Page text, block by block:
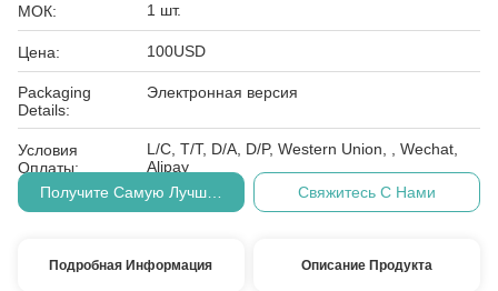
МОК: 1 шт.
Цена: 100USD
Packaging
Details:
Электронная версия
Условия
Оплаты:
L/C, T/T, D/A, D/P, Western Union, , Wechat,
Alipay
Получите Самую Лучшую Цену
Свяжитесь С Нами
Подробная Информация Описание Продукта